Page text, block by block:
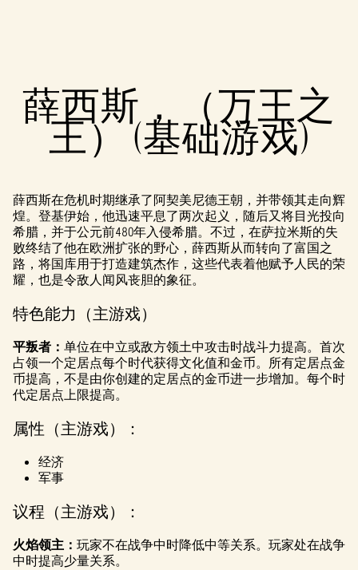
A
c
c
p
t
&
P
l
a
y
点击
播
放，
即意
味着
你同
意
YouTu
be
薛西斯，（万王之
王） (基础游戏)
薛西斯在危机时期继承了阿契美尼德王朝，并带领其走向辉
煌。登基伊始，他迅速平息了两次起义，随后又将目光投向
希腊，并于公元前480年入侵希腊。不过，在萨拉米斯的失
败终结了他在欧洲扩张的野心，薛西斯从而转向了富国之
路，将国库用于打造建筑杰作，这些代表着他赋予人民的荣
耀，也是令敌人闻风丧胆的象征。
特色能力（主游戏）
平叛者： 单位在中立或敌方领土中攻击时战斗力提高。首次
占领一个定居点每个时代获得文化值和金币。所有定居点金
币提高，不是由你创建的定居点的金币进一步增加。每个时
代定居点上限提高。
属性（主游戏）：
经济
军事
议程（主游戏）：
火焰领主： 玩家不在战争中时降低中等关系。玩家处在战争
中时提高少量关系。